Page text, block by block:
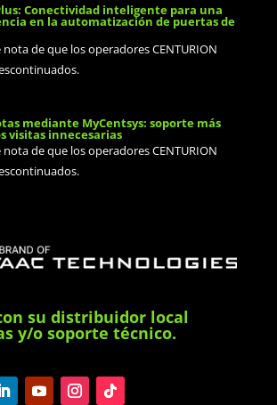
Conectividad inteligente para una
en la automatización de puertas de
de que los operadores CENTURION
mediante MyCentsys: soporte más
visitas innecesarias
de que los operadores CENTURION
su distribuidor local
y/o soporte técnico.